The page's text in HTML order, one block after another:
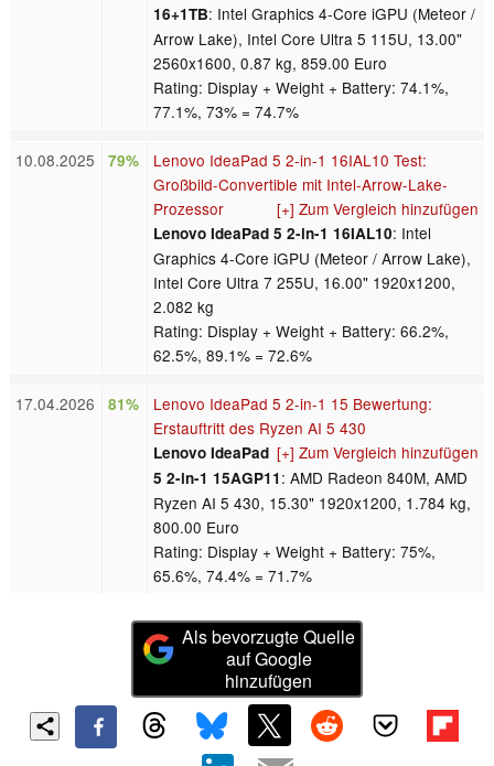
16+1TB: Intel Graphics 4-Core iGPU (Meteor /
Arrow Lake), Intel Core Ultra 5 115U, 13.00"
2560x1600, 0.87 kg, 859.00 Euro
Rating: Display + Weight + Battery: 74.1%,
77.1%, 73% = 74.7%
10.08.2025 79%
Lenovo IdeaPad 5 2-in-1 16IAL10 Test:
Großbild-Convertible mit Intel-Arrow-Lake-
Prozessor
[+] Zum Vergleich hinzufügen
Lenovo IdeaPad 5 2-in-1 16IAL10: Intel
Graphics 4-Core iGPU (Meteor / Arrow Lake),
Intel Core Ultra 7 255U, 16.00" 1920x1200,
2.082 kg
Rating: Display + Weight + Battery: 66.2%,
62.5%, 89.1% = 72.6%
17.04.2026 81%
Lenovo IdeaPad 5 2‑in‑1 15 Bewertung:
Erstauftritt des Ryzen AI 5 430
[+] Zum Vergleich hinzufügen
Lenovo IdeaPad
5 2-in-1 15AGP11: AMD Radeon 840M, AMD
Ryzen AI 5 430, 15.30" 1920x1200, 1.784 kg,
800.00 Euro
Rating: Display + Weight + Battery: 75%,
65.6%, 74.4% = 71.7%
Als bevorzugte Quelle
auf Google
hinzufügen